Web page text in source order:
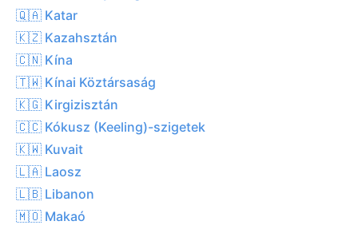
🇶🇦 Katar
🇰🇿 Kazahsztán
🇨🇳 Kína
🇹🇼 Kínai Köztársaság
🇰🇬 Kirgizisztán
🇨🇨 Kókusz (Keeling)-szigetek
🇰🇼 Kuvait
🇱🇦 Laosz
🇱🇧 Libanon
🇲🇴 Makaó